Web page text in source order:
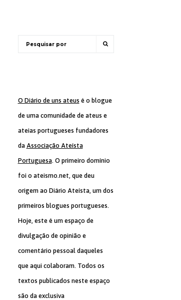
O Diário de uns ateus é o blogue
de uma comunidade de ateus e
ateias portugueses fundadores
da Associação Ateísta
Portuguesa. O primeiro domínio
foi o ateismo.net, que deu
origem ao Diário Ateísta, um dos
primeiros blogues portugueses.
Hoje, este é um espaço de
divulgação de opinião e
comentário pessoal daqueles
que aqui colaboram. Todos os
textos publicados neste espaço
são da exclusiva